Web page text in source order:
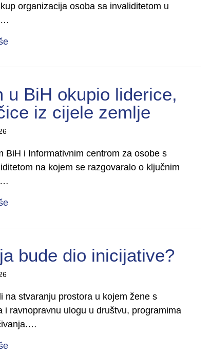
organizacija osoba sa invaliditetom u
about Četvrti kongres osoba sa invaliditetom u
u BiH okupio liderice,
iz cijele zemlje
BiH i Informativnim centrom za osobe s
na kojem se razgovaralo o ključnim
about Forum žena s invaliditetom u BiH okupio
bude dio inicijative?
na stvaranju prostora u kojem žene s
ravnopravnu ulogu u društvu, programima
about Želite da i vaša organizacija bude dio